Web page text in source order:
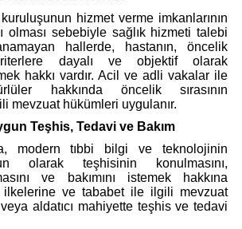
hizmet verme imkanlarının
olması sebebiyle sağlık hizmeti talebi
hallerde, hastanın, öncelik
dayalı ve objektif olarak
hakkı vardır. Acil ve adli vakalar ile
hakkında öncelik sırasının
mevzuat hükümleri uygulanır.
Teşhis, Tedavi ve Bakım
modern tıbbi bilgi ve teknolojinin
olarak teşhisinin konulmasını,
ve bakımını istemek hakkına
ilkelerine ve tababet ile ilgili mevzuat
veya aldatıcı mahiyette teşhis ve tedavi